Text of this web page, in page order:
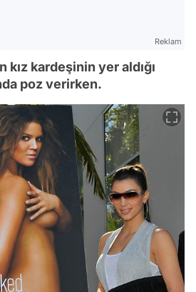
Reklam
kız kardeşinin yer aldığı
poz verirken.